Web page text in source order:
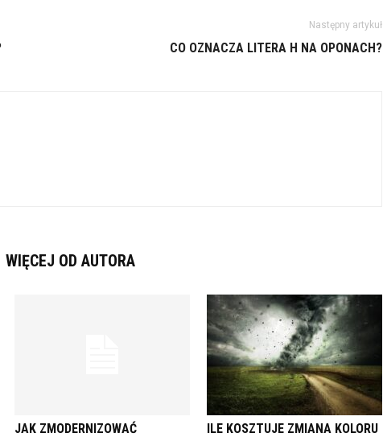
Następny artykuł
CO OZNACZA LITERA H NA OPONACH?
WIĘCEJ OD AUTORA
JAK ZMODERNIZOWAĆ
ILE KOSZTUJE ZMIANA KOLORU